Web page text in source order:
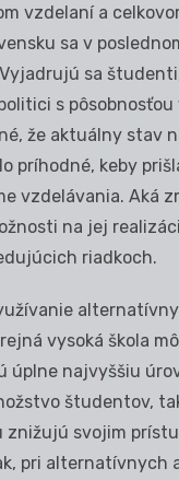
vzdelaní a
sa v
sa
s pôsobnosťou
že aktuálny stav
príhodné, keby
vzdelávania. Aká
na jej
riadkoch.
vysoká škola
úplne najvyššiu
študentov,
znižujú svojim
pri alternatívnych